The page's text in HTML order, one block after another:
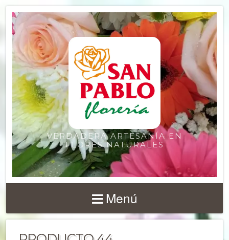
VERDADERA ARTESANÍA EN
FLORES NATURALES
Menú